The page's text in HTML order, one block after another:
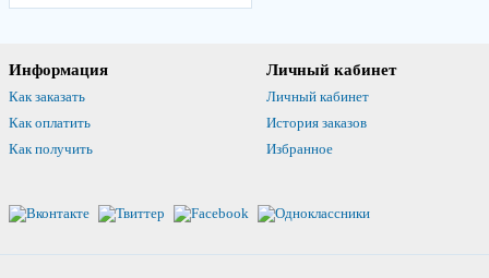
Информация
Как заказать
Как оплатить
Как получить
Личный кабинет
Личный кабинет
История заказов
Избранное